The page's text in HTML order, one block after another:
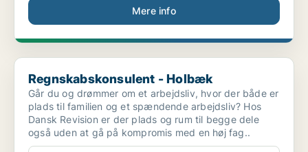
Mere info
Regnskabskonsulent - Holbæk
Regnskabskonsulent - Holbæk
Går du og drømmer om et arbejdsliv, hvor der både er
plads til familien og et spændende arbejdsliv? Hos
Dansk Revision er der plads og rum til begge dele
også uden at gå på kompromis med en høj fag..